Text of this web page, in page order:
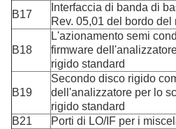
B17
Interfaccia di banda di
Rev. 05,01 del bordo
B18
L'azionamento semi
firmware
rigido standard
B19
Secondo disco rigido
dell'analizzatore per lo
rigido standard
B21
Porti di LO/IF per i